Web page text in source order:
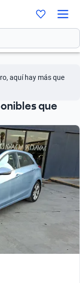
aquí hay más que
que